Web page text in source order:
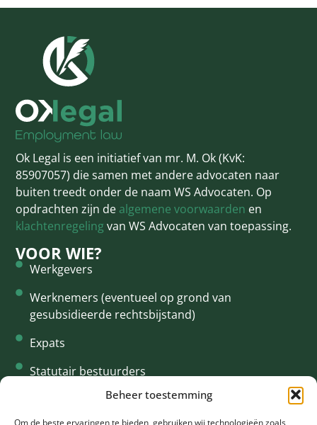
Beheer toestemming
Om de beste ervaringen te bieden, gebruiken wij technologieën zoals
Ok Legal is een initiatief van mr. M. Ok (KvK:
85907057) die samen met andere advocaten naar
buiten treedt onder de naam WS Advocaten. Op
opdrachten zijn de algemene voorwaarden en
klachtenregelingvan WS Advocaten van toepassing.
VOOR WIE?
Werkgevers
Werknemers (eventueel op grond van
gesubsidieerde rechtsbijstand)
Expats
Statutair bestuurders